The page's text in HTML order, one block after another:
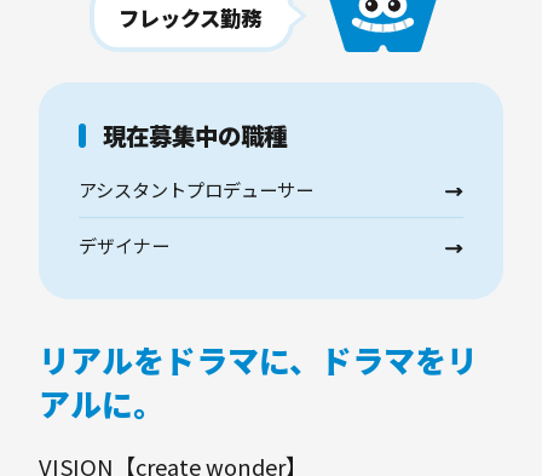
フレックス勤務
現在募集中の職種
アシスタントプロデューサー
デザイナー
リアルをドラマに、ドラマをリ
アルに。
VISION【create wonder】